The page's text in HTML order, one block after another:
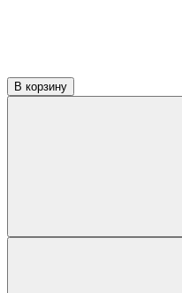
В корзину